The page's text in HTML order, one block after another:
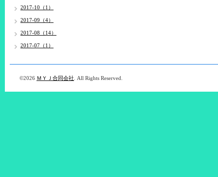
2017-10（1）
2017-09（4）
2017-08（14）
2017-07（1）
©2026 ＭＹＪ合同会社 . All Rights Reserved.